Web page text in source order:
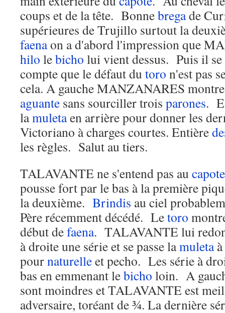
coups et de la tête. Bonnebregade
supérieures de Trujillo surtout la
faenaon a d'abord l'impression que
hilo lebicho lui vient dessus. Puis il se
compte que le défaut du toro n'est pas
cela. A gauche MANZANARES
aguante sans sourciller trois parones.
lamuletaen arrière pour donner les
Victoriano à charges courtes. Entière
les règles. Salut au tiers.
TALAVANTE ne s'entend pas au capote
pousse fort par le bas à la première
la deuxième. Brindis au ciel
Père récemment décédé. Letoro
début defaena. TALAVANTE lui
à droite une série et se passe lamuletaà
pournaturelleet pecho. Les série à
bas en emmenant lebicho loin. A
sont moindres et TALAVANTE est
adversaire, toréant de ¾. La dernière